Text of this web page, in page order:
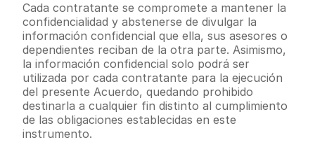
Cada contratante se compromete a mantener la
confidencialidad y abstenerse de divulgar la
información confidencial que ella, sus asesores o
dependientes reciban de la otra parte. Asimismo,
la información confidencial solo podrá ser
utilizada por cada contratante para la ejecución
del presente Acuerdo, quedando prohibido
destinarla a cualquier fin distinto al cumplimiento
de las obligaciones establecidas en este
instrumento.